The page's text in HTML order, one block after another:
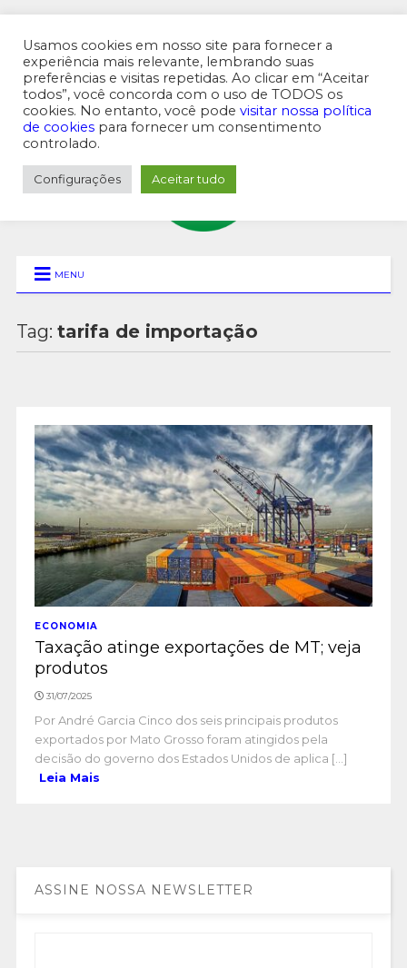
MENU SUPERIOR
MENU
Tag: tarifa de importação
ECONOMIA
Taxação atinge exportações de MT; veja
produtos
31/07/2025
Por André Garcia Cinco dos seis principais produtos
exportados por Mato Grosso foram atingidos pela
decisão do governo dos Estados Unidos de aplica [...]
Leia Mais
ASSINE NOSSA NEWSLETTER
Usamos cookies em nosso site para fornecer a
experiência mais relevante, lembrando suas
preferências e visitas repetidas. Ao clicar em “Aceitar
todos”, você concorda com o uso de TODOS os
cookies. No entanto, você pode visitar nossa política
de cookies para fornecer um consentimento
controlado.
Configurações Aceitar tudo